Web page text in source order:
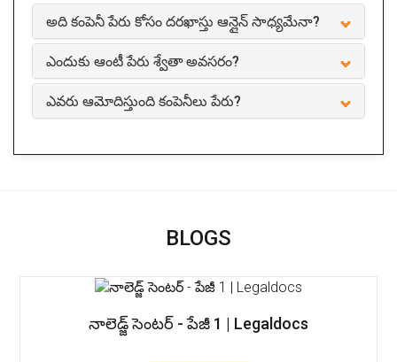
అది కంపెనీ పేరు కోసం దరఖాస్తు ఆన్లైన్ సాధ్యమేనా?
ఎందుకు ఆంటీ పేరు శ్వేతా అవసరం?
ఎవరు ఆమోదిస్తుంది కంపెనీలు పేరు?
BLOGS
నాలెడ్జ్ సెంటర్ - పేజీ 1 | Legaldocs